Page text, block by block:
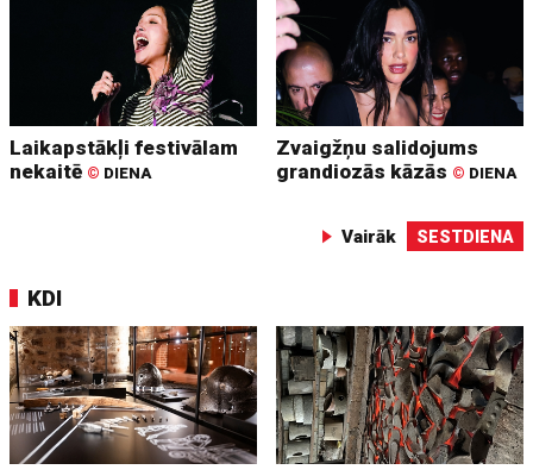
Laikapstākļi festivālam
nekaitē © DIENA
Zvaigžņu salidojums
grandiozās kāzās © DIENA
Vairāk SESTDIENA
KDI